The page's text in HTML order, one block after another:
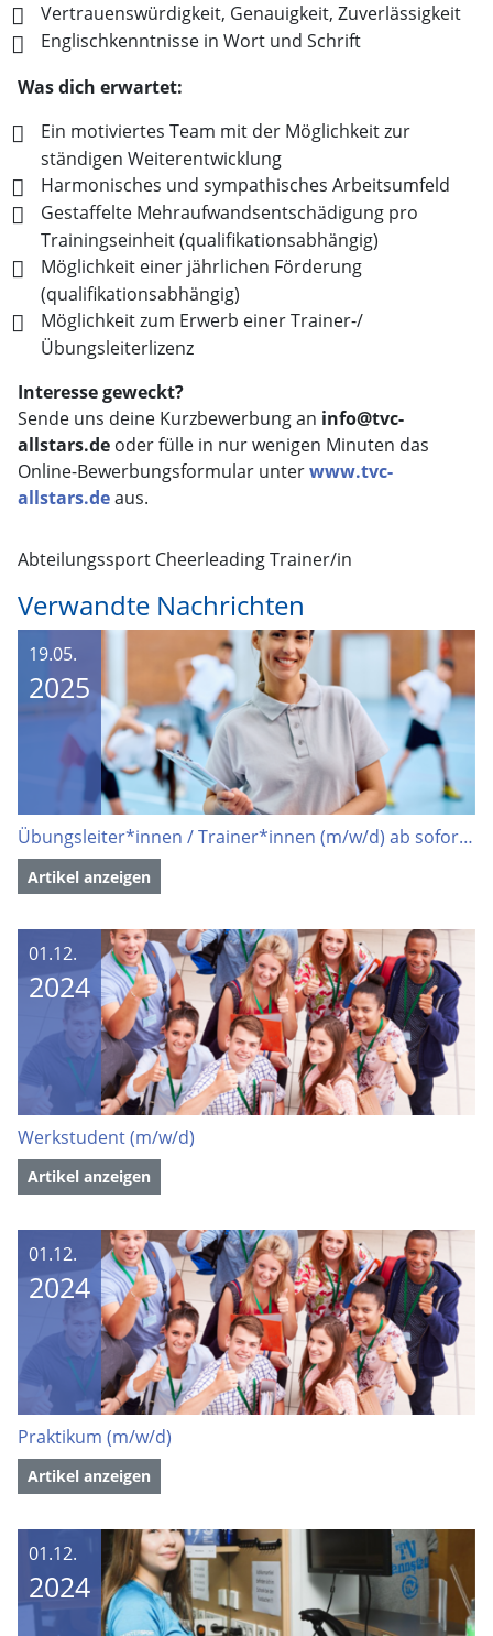
Vertrauenswürdigkeit, Genauigkeit, Zuverlässigkeit
Englischkenntnisse in Wort und Schrift
Was dich erwartet:
Ein motiviertes Team mit der Möglichkeit zur
ständigen Weiterentwicklung
Harmonisches und sympathisches Arbeitsumfeld
Gestaffelte Mehraufwandsentschädigung pro
Trainingseinheit (qualifikationsabhängig)
Möglichkeit einer jährlichen Förderung
(qualifikationsabhängig)
Möglichkeit zum Erwerb einer Trainer-/
Übungsleiterlizenz
Interesse geweckt?
Sende uns deine Kurzbewerbung an info@tvc-
allstars.de oder fülle in nur wenigen Minuten das
Online-Bewerbungsformular unterwww.tvc-
allstars.deaus.
Abteilungssport Cheerleading Trainer/in
Verwandte Nachrichten
19.05.
2025
Übungsleiter*innen / Trainer*innen (m/w/d) ab sofort gesucht
Artikel anzeigen
01.12.
2024
Werkstudent (m/w/d)
Artikel anzeigen
01.12.
2024
Praktikum (m/w/d)
Artikel anzeigen
01.12.
2024